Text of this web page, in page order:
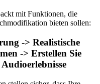
mit Funktionen, die
bieten sollen:
-> Realistische
-> Erstellen Sie